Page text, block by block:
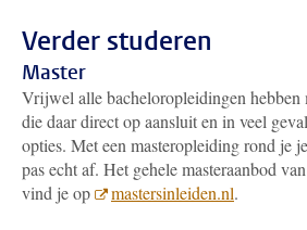
Verder studeren
Master
Vrijwel alle bacheloropleidingen hebben
die daar direct op aansluit en in veel
opties. Met een masteropleiding rond je
pas echt af. Het gehele masteraanbod
vind je op
mastersinleiden.nl.